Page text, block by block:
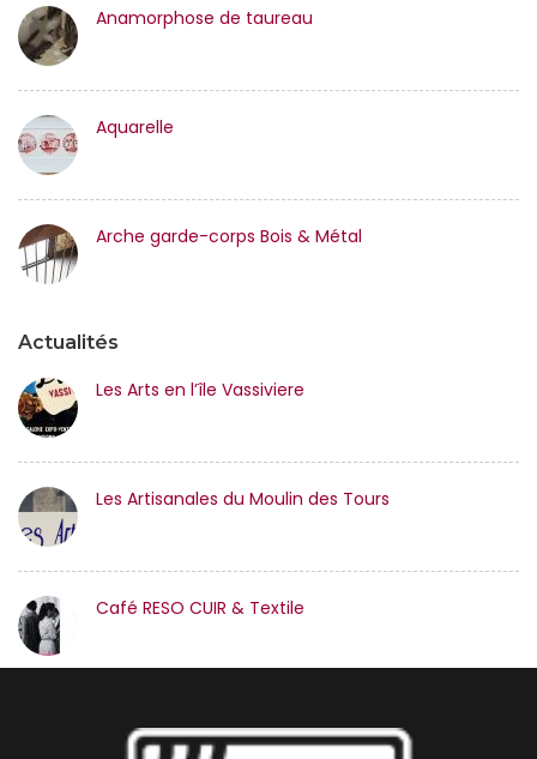
Anamorphose de taureau
Aquarelle
Arche garde-corps Bois & Métal
Actualités
Les Arts en l’île Vassiviere
Les Artisanales du Moulin des Tours
Café RESO CUIR & Textile